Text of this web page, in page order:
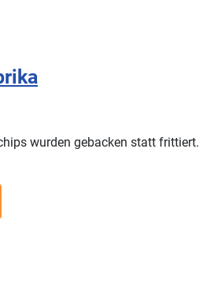
wurden gebacken statt frittiert.